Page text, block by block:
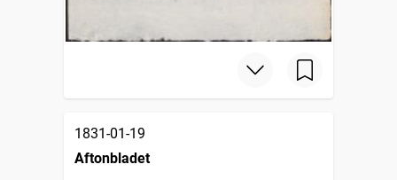
1831-01-19
Aftonbladet